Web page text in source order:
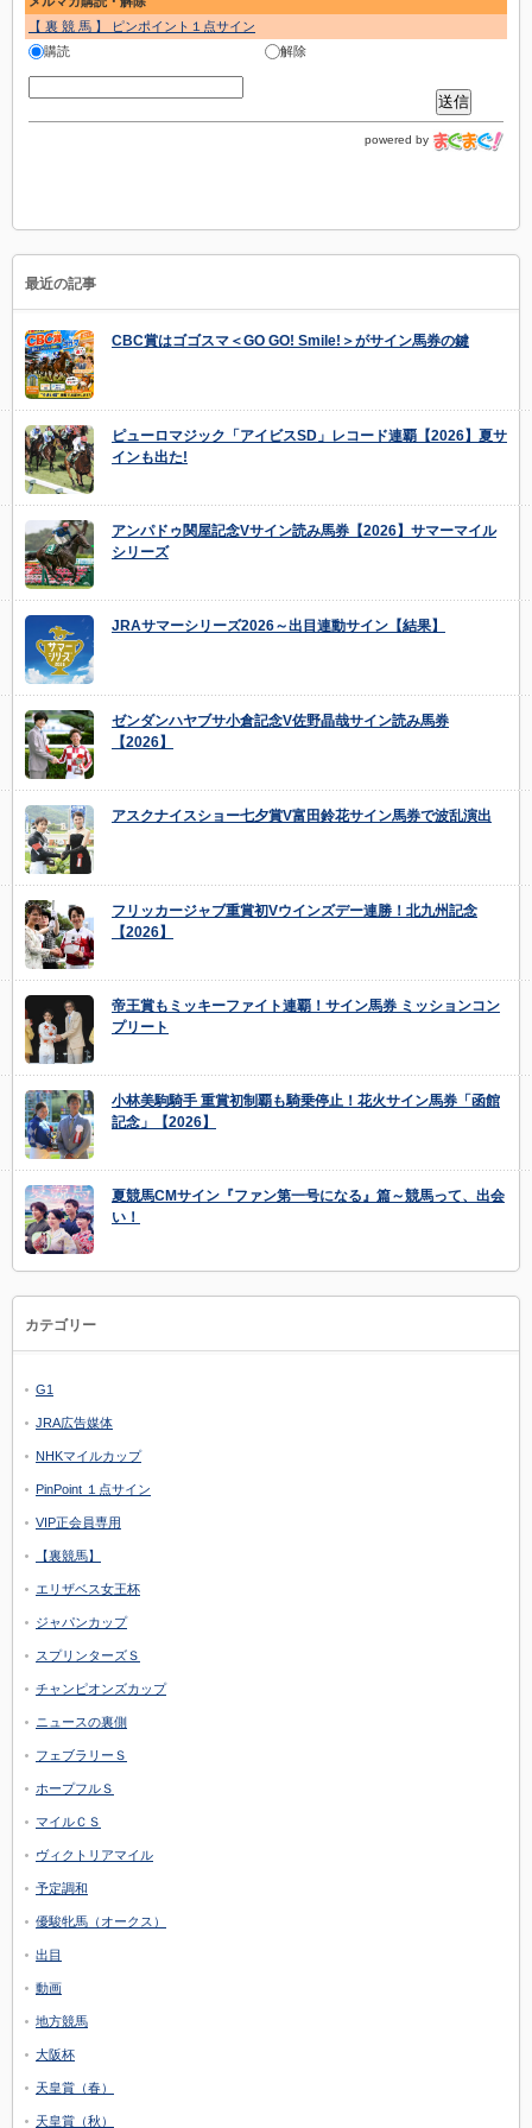
【 裏 競 馬 】 ピンポイント１点サイン
購読
解除
powered by
最近の記事
CBC賞はゴゴスマ＜GO GO! Smile!＞がサイン馬券の鍵
ピューロマジック「アイビスSD」レコード連覇【2026】夏サ
インも出た!
アンパドゥ関屋記念Vサイン読み馬券【2026】サマーマイル
シリーズ
JRAサマーシリーズ2026～出目連動サイン【結果】
ゼンダンハヤブサ小倉記念V佐野晶哉サイン読み馬券
【2026】
アスクナイスショー七夕賞V富田鈴花サイン馬券で波乱演出
フリッカージャブ重賞初Vウインズデー連勝！北九州記念
【2026】
帝王賞もミッキーファイト連覇！サイン馬券 ミッションコン
プリート
小林美駒騎手 重賞初制覇も騎乗停止！花火サイン馬券「函館
記念」【2026】
夏競馬CMサイン『ファン第一号になる』篇～競馬って、出会
い！
カテゴリー
G1
JRA広告媒体
NHKマイルカップ
PinPoint １点サイン
VIP正会員専用
【裏競馬】
エリザベス女王杯
ジャパンカップ
スプリンターズＳ
チャンピオンズカップ
ニュースの裏側
フェブラリーＳ
ホープフルＳ
マイルＣＳ
ヴィクトリアマイル
予定調和
優駿牝馬（オークス）
出目
動画
地方競馬
大阪杯
天皇賞（春）
天皇賞（秋）